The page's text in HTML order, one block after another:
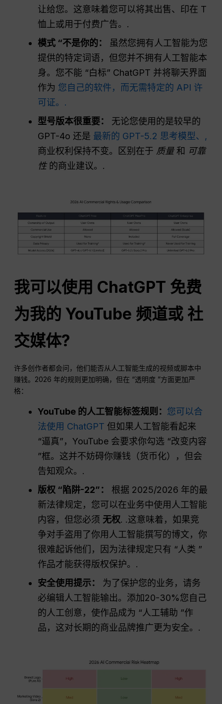
让给您。这意味着您可以将其出售、印在 T
恤上或用于付费广告。.
模式 “不是你的：
虽然您拥有人工智能为您
提供的特定词语，但您并不拥有人工智能本
身。您不能 “白标” ChatGPT 并将聊天界面
作为 您自己的软件，而无需特定的 API 许
可证。.
型号版本很重要：
无论您使用的是较早的
GPT-4o 还是 最新的 GPT-5.2 思考模型、,
商业权利保持不变。区别在于 质量和 可靠
性的商业建议。.
我可以使用 ChatGPT 免费
为我的 YouTube 频道或 社
交媒体?
许多创作者都会问，他们能否从人工智能生成的视频或脚本中
赚钱。2026 年的规则更加明确，但在 “透明度 ”方面更加严
格：
YouTube 的人工智能标签规则： 您可以合
法使用 ChatGPT 但如果人工智能看起来
“逼真”，YouTube 会要求你勾选 “改变内容
”框。这并不妨碍你赚钱（货币化），但会
告知观众。.
版权 “陷阱-22”：
根据 2025/2026 年的最
新法律规定，您可以在业务中使用人工智能
内容，但您必须 无权. .这意味着，如果竞
争对手盗用了你用人工智能撰写的博文，你
很难起诉他们，因为法律规定只有 “人类 ”
作品才能获得版权保护。.
安全使用提示：
为了保护您的业务，请务
必编辑人工智能输出。添加20-30%您自己
的人工创意，使作品成为 “人工辅助 ”作
品，这对长期的商业品牌推广更为安全。.